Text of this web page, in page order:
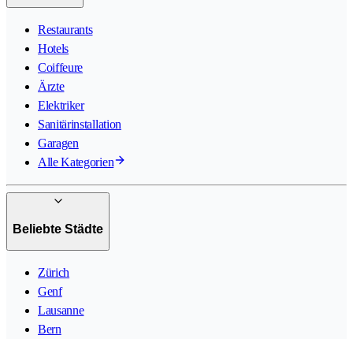
Restaurants
Hotels
Coiffeure
Ärzte
Elektriker
Sanitärinstallation
Garagen
Alle Kategorien
Beliebte Städte
Zürich
Genf
Lausanne
Bern